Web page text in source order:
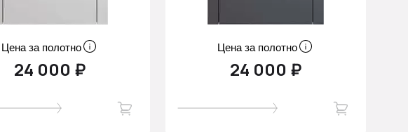
Цена за полотно
24 000 ₽
Цена за полотно
24 000 ₽